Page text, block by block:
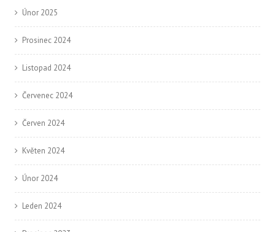
Únor 2025
Prosinec 2024
Listopad 2024
Červenec 2024
Červen 2024
Květen 2024
Únor 2024
Leden 2024